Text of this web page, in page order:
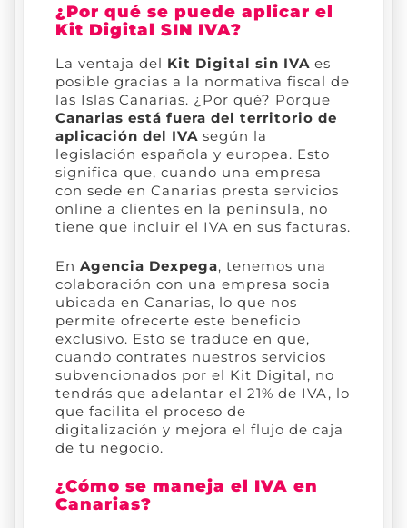
¿Por qué se puede aplicar el
Kit Digital SIN IVA?
La ventaja del Kit Digital sin IVA es
posible gracias a la normativa fiscal de
las Islas Canarias. ¿Por qué? Porque
Canarias está fuera del territorio de
aplicación del IVA según la
legislación española y europea. Esto
significa que, cuando una empresa
con sede en Canarias presta servicios
online a clientes en la península, no
tiene que incluir el IVA en sus facturas.
En Agencia Dexpega, tenemos una
colaboración con una empresa socia
ubicada en Canarias, lo que nos
permite ofrecerte este beneficio
exclusivo. Esto se traduce en que,
cuando contrates nuestros servicios
subvencionados por el Kit Digital, no
tendrás que adelantar el 21% de IVA, lo
que facilita el proceso de
digitalización y mejora el flujo de caja
de tu negocio.
¿Cómo se maneja el IVA en
Canarias?